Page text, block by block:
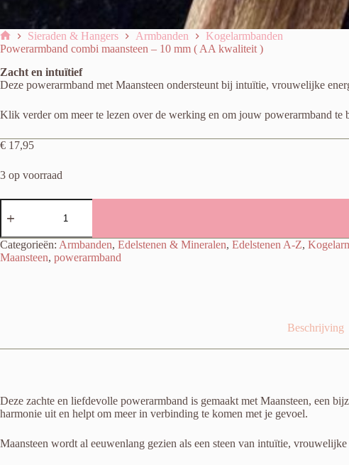
Home
Sieraden & Hangers Armbanden
Kogelarmbanden
Powerarmband combi maansteen – 10 mm ( AA kwaliteit )
Zacht en intuïtief
Deze powerarmband met Maansteen ondersteunt bij intuïtie, vrouwelijke
Klik verder om meer te lezen over de werking en om jouw powerarmband te
€ 17,95
3 op voorraad
Powerarmband
combi
-
10
mm
Categorieën: Armbanden, Edelstenen & Mineralen, Edelstenen A-Z,
Maansteen, powerarmband
Beschrijving
Deze zachte en liefdevolle powerarmband is gemaakt met Maansteen, een
harmonie uit en helpt om meer in verbinding te komen met je gevoel.
Maansteen wordt al eeuwenlang gezien als een steen van intuïtie,